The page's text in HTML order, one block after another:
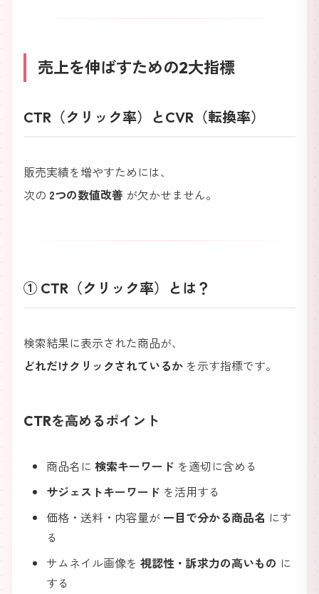
売上を伸ばすための2大指標
CTR（クリック率）とCVR（転換率）
販売実績を増やすためには、
次の 2つの数値改善 が欠かせません。
① CTR（クリック率）とは？
検索結果に表示された商品が、
どれだけクリックされているか を示す指標です。
CTRを高めるポイント
商品名に 検索キーワード を適切に含める
サジェストキーワード を活用する
価格・送料・内容量が 一目で分かる商品名 にす
る
サムネイル画像を 視認性・訴求力の高いもの に
する